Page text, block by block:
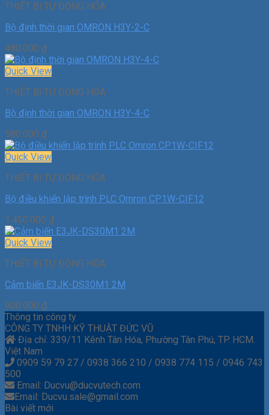
THIẾT BỊ TỰ ĐỘNG HÓA
Bộ định thời gian OMRON H3Y-2-C
480.000 ₫
Quick View
THIẾT BỊ TỰ ĐỘNG HÓA
Bộ định thời gian OMRON H3Y-4-C
580.000 ₫
Quick View
THIẾT BỊ TỰ ĐỘNG HÓA
Bộ điều khiển lập trình PLC Omron CP1W-CIF12
1.450.000 ₫
Quick View
THIẾT BỊ TỰ ĐỘNG HÓA
Cảm biến E3JK-DS30M1 2M
900.000 ₫
Thông tin công ty
CÔNG TY TNHH KỸ THUẬT ĐỨC VŨ
Địa chỉ: 339/11 Kênh Tân Hóa, Phường Tân Phú, TP. HCM.
Việt Nam
0909 59 79 27 / 0938 366 210 / 0938 774 115 / 0946 743
500
Email: Ducvu@ducvutech.com
Email: Ducvu.sale@gmail.com
Bài viết mới